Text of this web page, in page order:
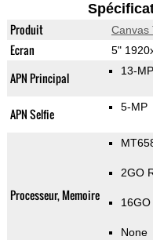
Produit Canvas
Ecran 5"
APN Principal 13-MP
APN Selfie 5-MP
Processeur, Memoire
2GO
None